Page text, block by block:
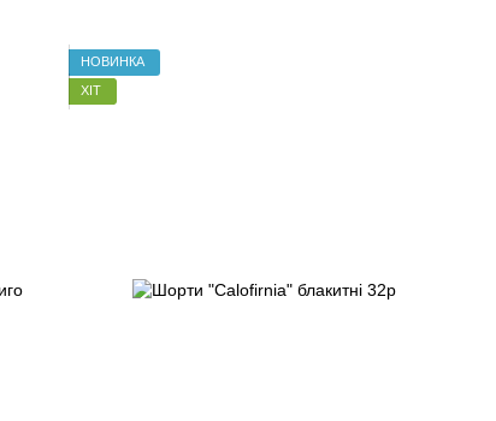
НОВИНКА
ХІТ